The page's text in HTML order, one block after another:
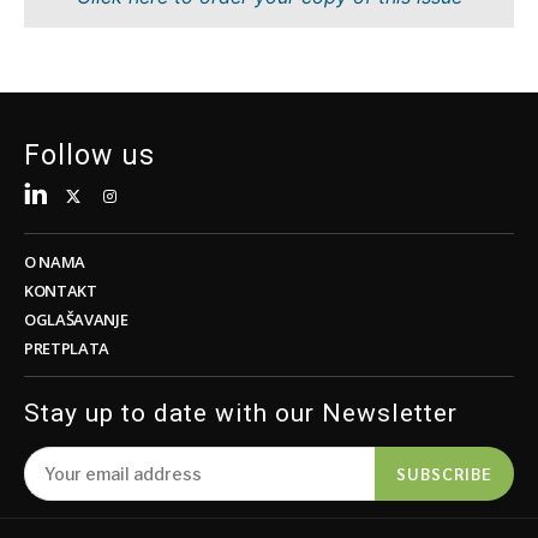
Održivost
Tehnologija
Telekom
Transport
Trgovina
Insights
Intervju
Analiza
Održivost
Turizam
Trgovina
Insights
Intervju
Mišljenje
Svet
Analiza
Discover
Follow us
O NAMA
KONTAKT
OGLAŠAVANJE
PRETPLATA
Stay up to date with our Newsletter
SUBSCRIBE